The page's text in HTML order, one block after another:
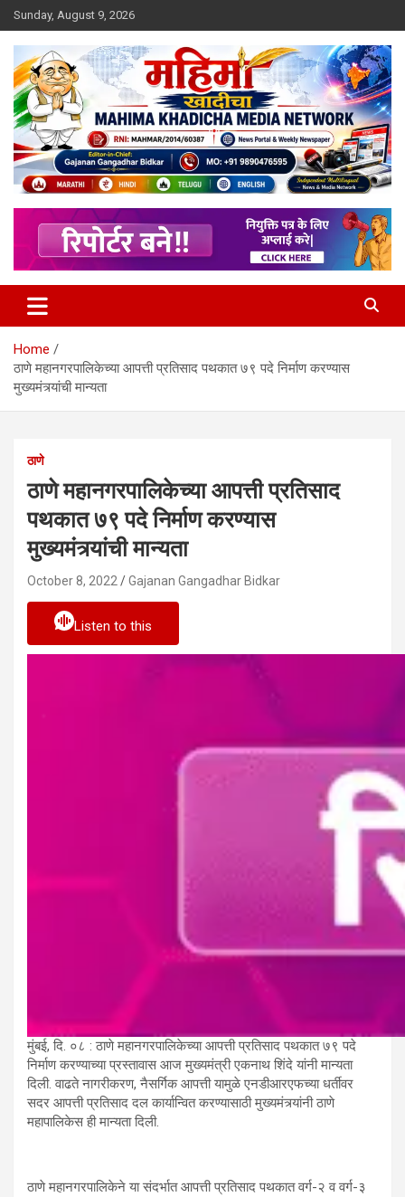
Skip
to
content
Sunday, August 9, 2026
Mahimakhadicha
Home
ठाणे महानगरपालिकेच्या आपत्ती प्रतिसाद पथकात ७९ पदे निर्माण करण्यास
मुख्यमंत्र्यांची मान्यता
ठाणे
ठाणे महानगरपालिकेच्या आपत्ती प्रतिसाद
पथकात ७९ पदे निर्माण करण्यास
मुख्यमंत्र्यांची मान्यता
October 8, 2022 Gajanan Gangadhar Bidkar
Listen to this
मुंबई, दि. ०८ : ठाणे महानगरपालिकेच्या आपत्ती प्रतिसाद पथकात ७९ पदे
निर्माण करण्याच्या प्रस्तावास आज मुख्यमंत्री एकनाथ शिंदे यांनी मान्यता
दिली. वाढते नागरीकरण, नैसर्गिक आपत्ती यामुळे एनडीआरएफच्या धर्तीवर
सदर आपत्ती प्रतिसाद दल कार्यान्वित करण्यासाठी मुख्यमंत्र्यांनी ठाणे
महापालिकेस ही मान्यता दिली.
ठाणे महानगरपालिकेने या संदर्भात आपत्ती प्रतिसाद पथकात वर्ग-२ व वर्ग-३